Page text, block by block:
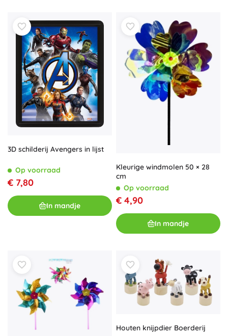
3D schilderij Avengers in lijst
Op voorraad
€ 7,80
In mandje
Kleurige windmolen 50 × 28
cm
Op voorraad
€ 4,90
In mandje
Houten knijpdier Boerderij